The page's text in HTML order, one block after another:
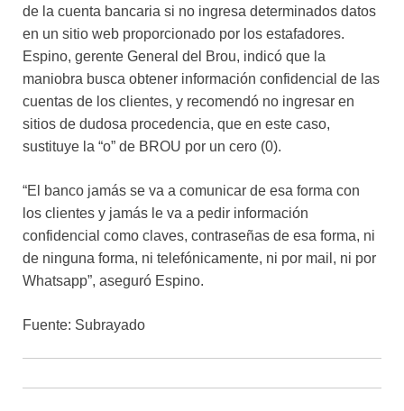
de la cuenta bancaria si no ingresa determinados datos
en un sitio web proporcionado por los estafadores.
Espino, gerente General del Brou, indicó que la
maniobra busca obtener información confidencial de las
cuentas de los clientes, y recomendó no ingresar en
sitios de dudosa procedencia, que en este caso,
sustituye la “o” de BROU por un cero (0).
“El banco jamás se va a comunicar de esa forma con
los clientes y jamás le va a pedir información
confidencial como claves, contraseñas de esa forma, ni
de ninguna forma, ni telefónicamente, ni por mail, ni por
Whatsapp”, aseguró Espino.
Fuente: Subrayado